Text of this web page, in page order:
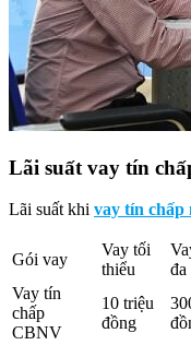
Lãi suất vay tín
Lãi suất khi vay tín chấp
Gói vay
Vay tối
thiểu
đa
Vay tín
chấp
CBNV
10 triệu
đồng